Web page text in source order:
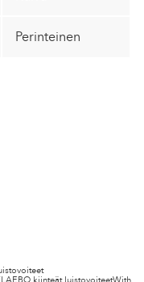
kiinteät luistovoiteetWith
Perinteinen